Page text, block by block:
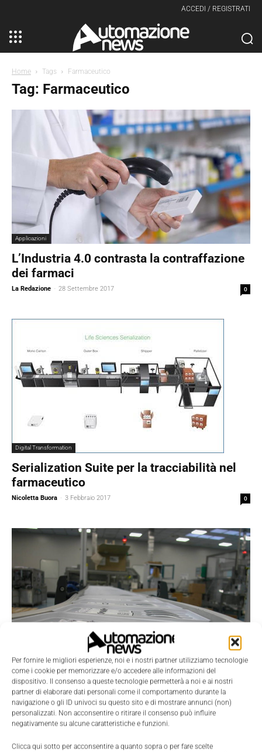
Per fornire le migliori esperienze, noi e i nostri partner utilizziamo tecnologie
come i cookie per memorizzare e/o accedere alle informazioni del
dispositivo. Il consenso a queste tecnologie permetterà a noi e ai nostri
partner di elaborare dati personali come il comportamento durante la
navigazione o gli ID univoci su questo sito e di mostrare annunci (non)
personalizzati. Non acconsentire o ritirare il consenso può influire
negativamente su alcune caratteristiche e funzioni.
Clicca qui sotto per acconsentire a quanto sopra o per fare scelte
ACCEDI / REGISTRATI
Home Tags Farmaceutico
Tag: Farmaceutico
Applicazioni
L’Industria 4.0 contrasta la contraffazione
dei farmaci
La Redazione - 28 Settembre 2017 0
Digital Transformation
Serialization Suite per la tracciabilità nel
farmaceutico
Nicoletta Buora - 3 Febbraio 2017 0
Scenari
La farmaceutica italiana è in salute